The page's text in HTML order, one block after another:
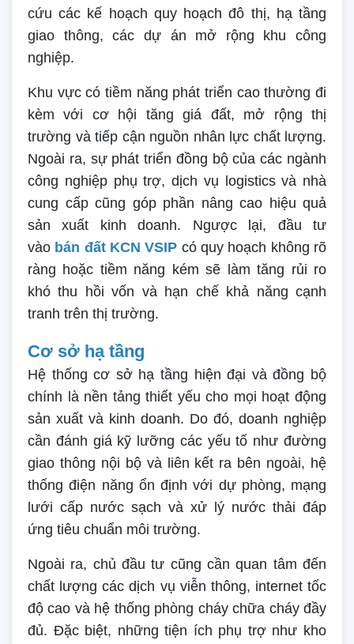
cứu các kế hoạch quy hoạch đô thị, hạ tầng
giao thông, các dự án mở rộng khu công
nghiệp.
Khu vực có tiềm năng phát triển cao thường đi
kèm với cơ hội tăng giá đất, mở rộng thị
trường và tiếp cận nguồn nhân lực chất lượng.
Ngoài ra, sự phát triển đồng bộ của các ngành
công nghiệp phụ trợ, dịch vụ logistics và nhà
cung cấp cũng góp phần nâng cao hiệu quả
sản xuất kinh doanh. Ngược lại, đầu tư
vào bán đất KCN VSIP có quy hoạch không rõ
ràng hoặc tiềm năng kém sẽ làm tăng rủi ro
khó thu hồi vốn và hạn chế khả năng cạnh
tranh trên thị trường.
Cơ sở hạ tầng
Hệ thống cơ sở hạ tầng hiện đại và đồng bộ
chính là nền tảng thiết yếu cho mọi hoạt động
sản xuất và kinh doanh. Do đó, doanh nghiệp
cần đánh giá kỹ lưỡng các yếu tố như đường
giao thông nội bộ và liên kết ra bên ngoài, hệ
thống điện năng ổn định với dự phòng, mạng
lưới cấp nước sạch và xử lý nước thải đáp
ứng tiêu chuẩn môi trường.
Ngoài ra, chủ đầu tư cũng cần quan tâm đến
chất lượng các dịch vụ viễn thông, internet tốc
độ cao và hệ thống phòng cháy chữa cháy đầy
đủ. Đặc biệt, những tiện ích phụ trợ như kho